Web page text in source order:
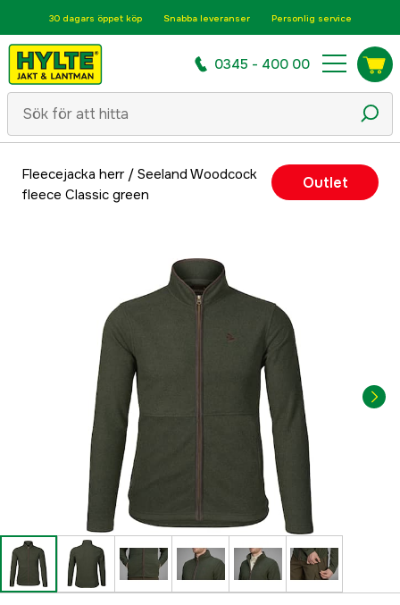
30 dagars öppet köp Snabba leveranser Personlig service
0345 - 400 00
Fleecejacka herr/ Seeland Woodcock
fleece Classic green
Outlet